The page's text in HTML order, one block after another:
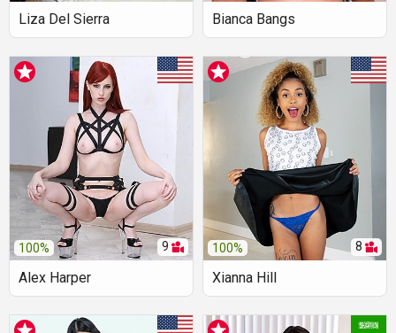
Liza Del Sierra Bianca Bangs
9
100%
Alex Harper
8
100%
Xianna Hill